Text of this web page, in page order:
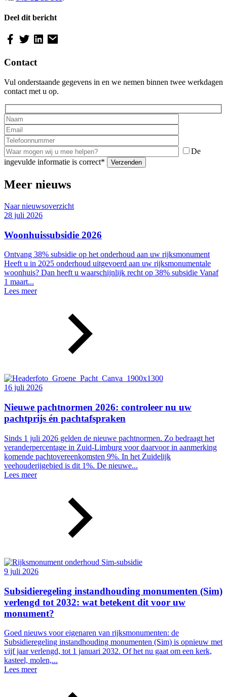
Deel dit bericht
Contact
Vul onderstaande gegevens in en we nemen binnen twee werkdagen
contact met u op.
De
ingevulde informatie is correct*
Meer nieuws
Naar nieuwsoverzicht
28 juli 2026
Woonhuissubsidie 2026
Ontvang 38% subsidie op het onderhoud aan uw rijksmonument
Heeft u in 2025 onderhoud uitgevoerd aan uw rijksmonumentale
woonhuis? Dan heeft u waarschijnlijk recht op 38% subsidie Vanaf
1 maart...
Lees meer
16 juli 2026
Nieuwe pachtnormen 2026: controleer nu uw
pachtprijs én pachtafspraken
Sinds 1 juli 2026 gelden de nieuwe pachtnormen. Zo bedraagt het
veranderpercentage in Zuid-Limburg voor daarvoor in aanmerking
komende pachtovereenkomsten 9%. In het Zuidelijk
veehouderijgebied is dit 1%. De nieuwe...
Lees meer
9 juli 2026
Subsidieregeling instandhouding monumenten (Sim)
verlengd tot 2032: wat betekent dit voor uw
monument?
Goed nieuws voor eigenaren van rijksmonumenten: de
Subsidieregeling instandhouding monumenten (Sim) is opnieuw met
vijf jaar verlengd, tot 1 januari 2032. Of het nu gaat om een kerk,
kasteel, molen,...
Lees meer